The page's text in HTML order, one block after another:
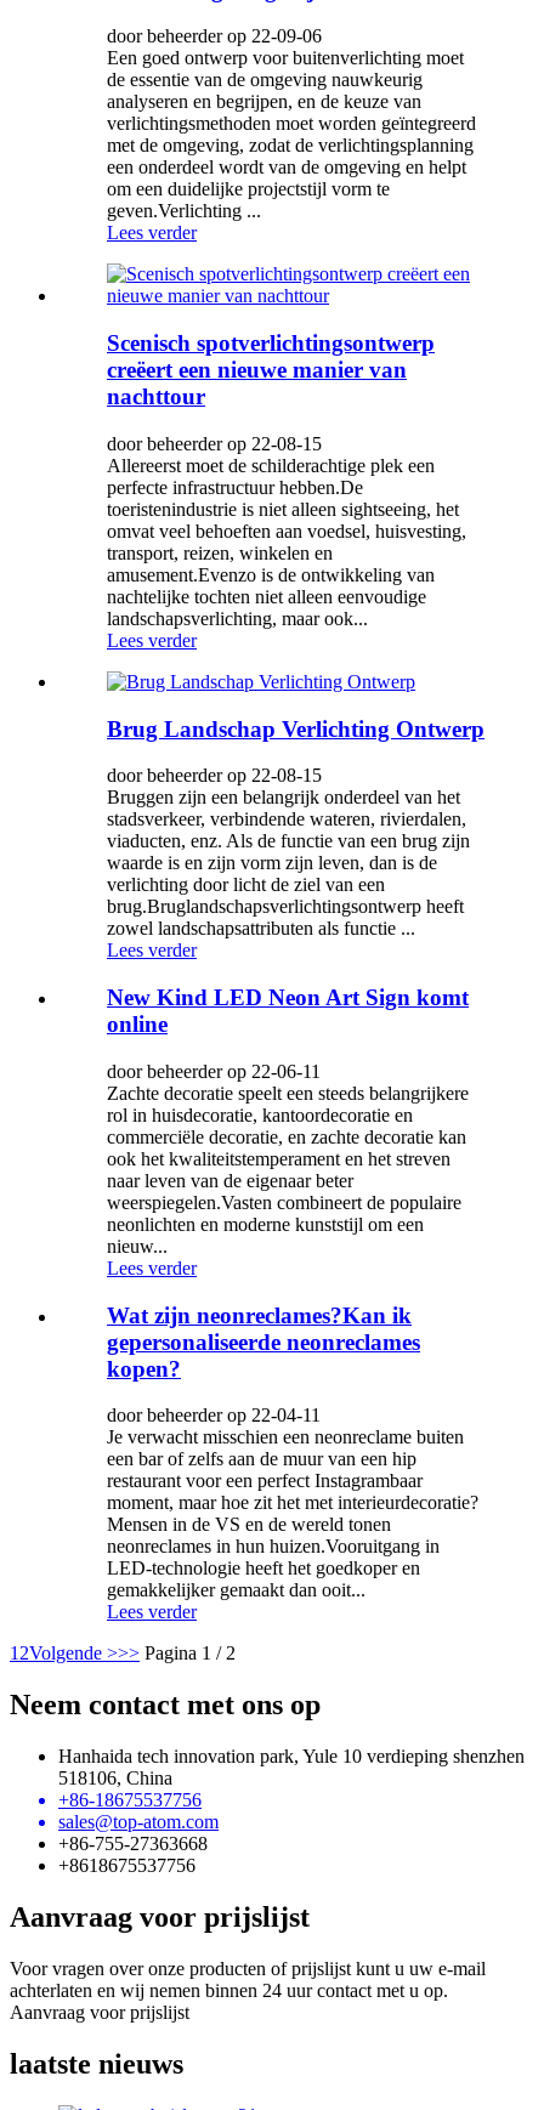
door beheerder op 22-09-06
Een goed ontwerp voor buitenverlichting moet
de essentie van de omgeving nauwkeurig
analyseren en begrijpen, en de keuze van
verlichtingsmethoden moet worden geïntegreerd
met de omgeving, zodat de verlichtingsplanning
een onderdeel wordt van de omgeving en helpt
om een ​​duidelijke projectstijl vorm te
geven.Verlichting ...
Lees verder
Scenisch spotverlichtingsontwerp
creëert een nieuwe manier van
nachttour
door beheerder op 22-08-15
Allereerst moet de schilderachtige plek een
perfecte infrastructuur hebben.De
toeristenindustrie is niet alleen sightseeing, het
omvat veel behoeften aan voedsel, huisvesting,
transport, reizen, winkelen en
amusement.Evenzo is de ontwikkeling van
nachtelijke tochten niet alleen eenvoudige
landschapsverlichting, maar ook...
Lees verder
Brug Landschap Verlichting Ontwerp
door beheerder op 22-08-15
Bruggen zijn een belangrijk onderdeel van het
stadsverkeer, verbindende wateren, rivierdalen,
viaducten, enz. Als de functie van een brug zijn
waarde is en zijn vorm zijn leven, dan is de
verlichting door licht de ziel van een
brug.Bruglandschapsverlichtingsontwerp heeft
zowel landschapsattributen als functie ...
Lees verder
New Kind LED Neon Art Sign komt
online
door beheerder op 22-06-11
Zachte decoratie speelt een steeds belangrijkere
rol in huisdecoratie, kantoordecoratie en
commerciële decoratie, en zachte decoratie kan
ook het kwaliteitstemperament en het streven
naar leven van de eigenaar beter
weerspiegelen.Vasten combineert de populaire
neonlichten en moderne kunststijl om een ​​
nieuw...
Lees verder
Wat zijn neonreclames?Kan ik
gepersonaliseerde neonreclames
kopen?
door beheerder op 22-04-11
Je verwacht misschien een neonreclame buiten
een bar of zelfs aan de muur van een hip
restaurant voor een perfect Instagrambaar
moment, maar hoe zit het met interieurdecoratie?
Mensen in de VS en de wereld tonen
neonreclames in hun huizen.Vooruitgang in
LED-technologie heeft het goedkoper en
gemakkelijker gemaakt dan ooit...
Lees verder
1 2Volgende >>> Pagina 1 / 2
Neem contact met ons op
Hanhaida tech innovation park, Yule 10 verdieping shenzhen
518106, China
+86-18675537756
sales@top-atom.com
+86-755-27363668
+8618675537756
Aanvraag voor prijslijst
Voor vragen over onze producten of prijslijst kunt u uw e-mail
achterlaten en wij nemen binnen 24 uur contact met u op.
Aanvraag voor prijslijst
laatste nieuws